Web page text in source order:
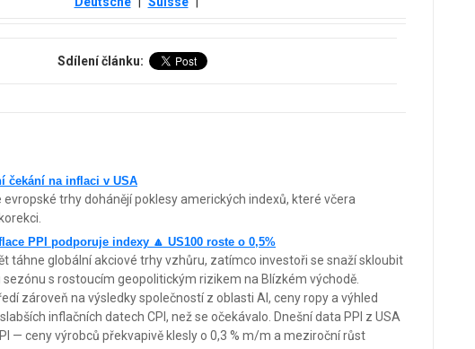
Sdílení článku:
čekání na inflaci v USA
trhy dohánějí poklesy amerických indexů, které včera
PPI podporuje indexy 🔼 US100 roste o 0,5%
táhne globální akciové trhy vzhůru, zatímco investoři se snaží skloubit
s rostoucím geopolitickým rizikem na Blízkém východě.
zároveň na výsledky společností z oblasti AI, ceny ropy a výhled
inflačních datech CPI, než se očekávalo. Dnešní data PPI z USA
— ceny výrobců překvapivě klesly o 0,3 % m/m a meziroční růst